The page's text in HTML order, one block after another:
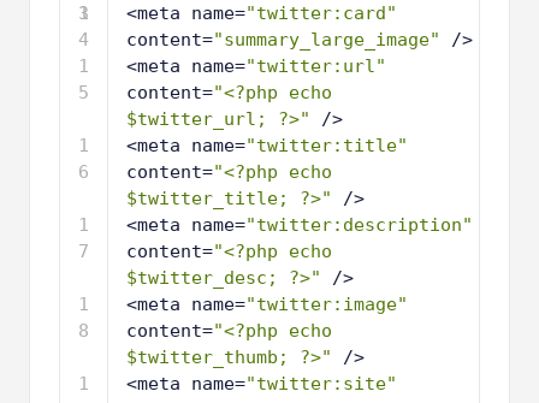
3
1
4
1
5
1
6
1
7
1
8
1
<meta name="twitter:card"
content="summary_large_image"
/>
<meta name="twitter:url"
content="<?php echo
$twitter_url; ?>"
/>
<meta name="twitter:title"
content="<?php echo
$twitter_title; ?>"
/>
<meta name="twitter:description"
content="<?php echo
$twitter_desc; ?>"
/>
<meta name="twitter:image"
content="<?php echo
$twitter_thumb; ?>"
/>
<meta name="twitter:site"